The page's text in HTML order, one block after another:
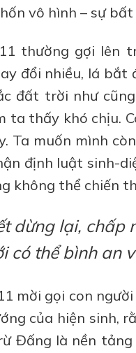
vô hình – sự
thường gợi lên
đổi nhiều, lá bắt
đất trời như
ta thấy khó chịu.
Ta muốn mình
định luật sinh-
không thể chiến
dừng lại, chấp
có thể bình an
mời gọi con
của hiện sinh,
Đấng là nền tảng